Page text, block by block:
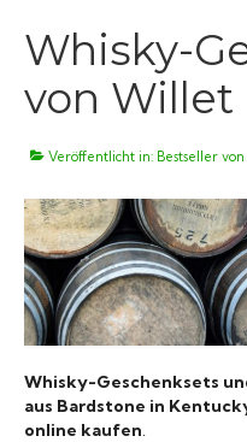
NEU
Preishits
Probiersets
Raritäten
Whisky-
von Willet
Veröffentlicht in: Bestseller
Whisky-Geschenksets
aus Bardstone in
online kaufen